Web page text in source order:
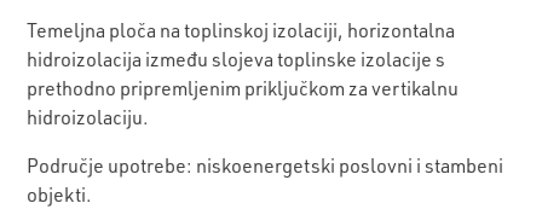
Temeljna ploča na toplinskoj izolaciji, horizontalna
hidroizolacija između slojeva toplinske izolacije s
prethodno pripremljenim priključkom za vertikalnu
hidroizolaciju.
Područje upotrebe: niskoenergetski poslovni i stambeni
objekti.